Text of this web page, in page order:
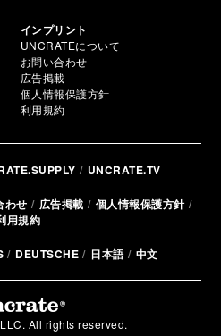
インプリント
UNCRATEについて
お問い合わせ
広告掲載
個人情報保護方針
利用規約
UNCRATE.TV
わせ 広告掲載
個人情報保護方針
用規約
DEUTSCHE 日本語 中文
All rights reserved.